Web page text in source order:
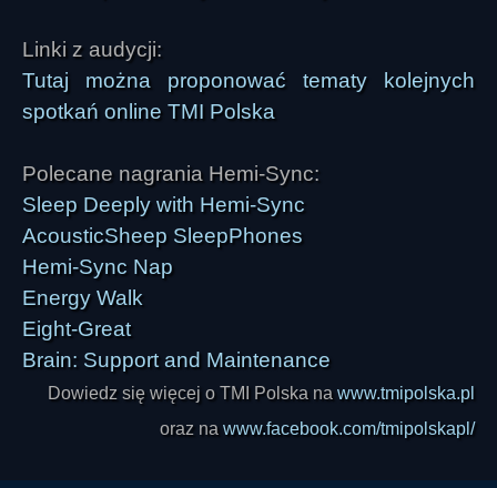
Linki z audycji:
Tutaj można proponować tematy kolejnych
spotkań online TMI Polska
Polecane nagrania Hemi-Sync:
Sleep Deeply with Hemi-Sync
AcousticSheep SleepPhones
Hemi-Sync Nap
Energy Walk
Eight-Great
Brain: Support and Maintenance
Dowiedz się więcej o TMI Polska na www.tmipolska.pl
oraz na www.facebook.com/tmipolskapl/